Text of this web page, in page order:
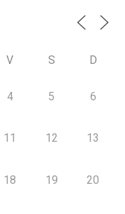
V S D
4 5 6
11 12 13
18 19 20